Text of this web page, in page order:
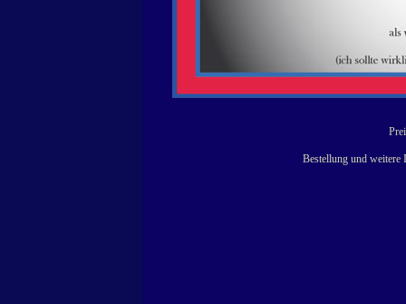
Bestellung und weitere